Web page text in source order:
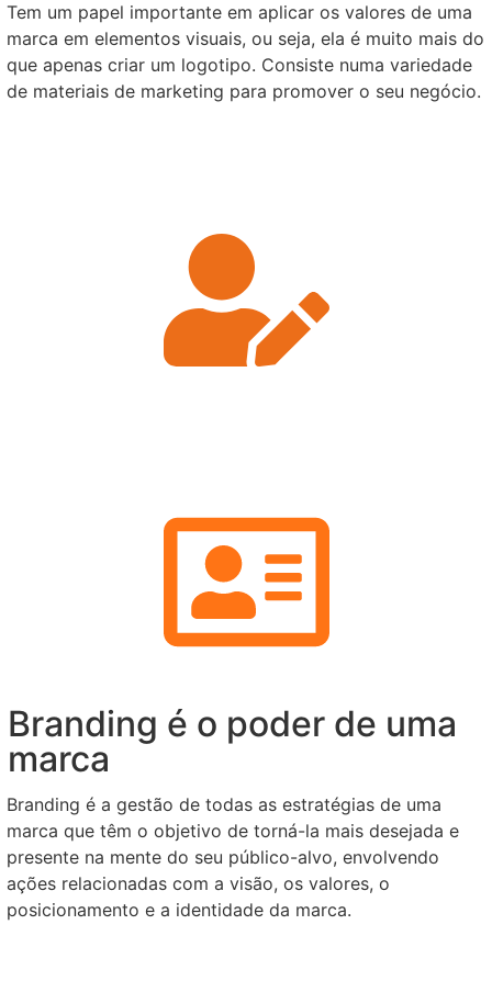
Tem um papel importante em aplicar os valores de uma
marca em elementos visuais, ou seja, ela é muito mais do
que apenas criar um logotipo. Consiste numa variedade
de materiais de marketing para promover o seu negócio.
Branding é o poder de uma
marca
Branding é a gestão de todas as estratégias de uma
marca que têm o objetivo de torná-la mais desejada e
presente na mente do seu público-alvo, envolvendo
ações relacionadas com a visão, os valores, o
posicionamento e a identidade da marca.